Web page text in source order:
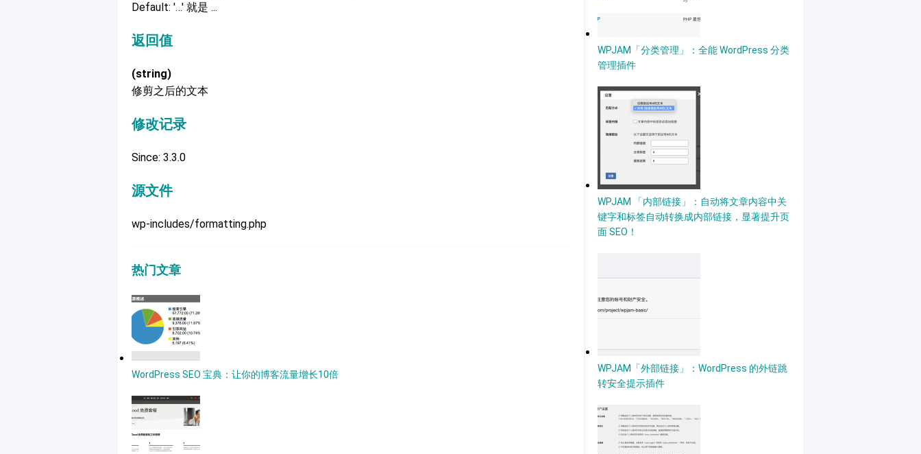
Default: '…' 就是 ...
返回值
(string)
修剪之后的文本
修改记录
Since: 3.3.0
源文件
wp-includes/formatting.php
热门文章
WordPress SEO 宝典：让你的博客流量增长10倍
WPJAM「分类管理」：全能 WordPress 分类
管理插件
WPJAM 「内部链接」：自动将文章内容中关
键字和标签自动转换成内部链接，显著提升页
面 SEO！
WPJAM「外部链接」：WordPress 的外链跳
转安全提示插件